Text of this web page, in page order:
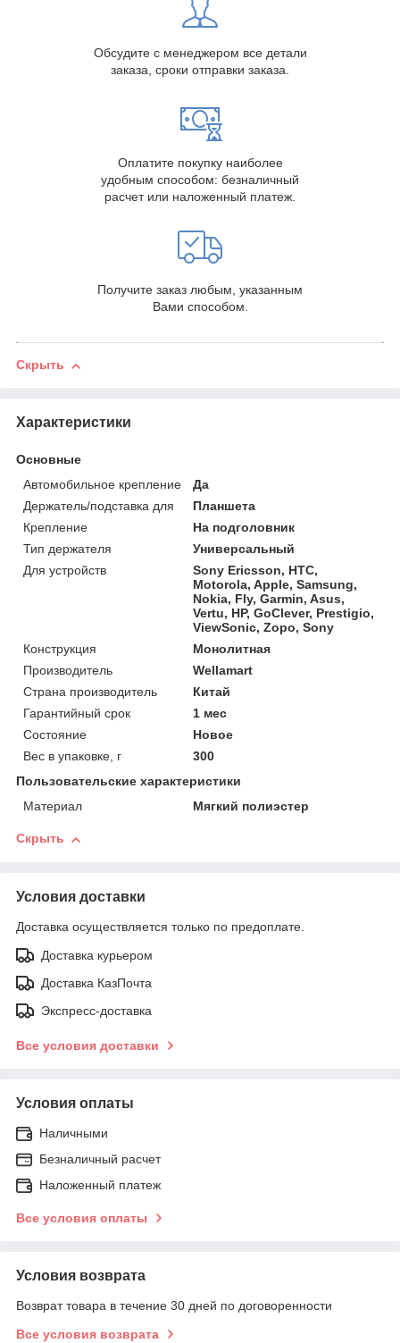
Обсудите с менеджером все детали
заказа, сроки отправки заказа.
Оплатите покупку наиболее
удобным способом: безналичный
расчет или наложенный платеж.
Получите заказ любым, указанным
Вами способом.
Скрыть
Характеристики
Основные
Автомобильное крепление
Да
Держатель/подставка для
Планшета
Крепление
На подголовник
Тип держателя
Универсальный
Для устройств
Sony Ericsson, HTC,
Motorola, Apple, Samsung,
Nokia, Fly, Garmin, Asus,
Vertu, HP, GoClever, Prestigio,
ViewSonic, Zopo, Sony
Конструкция
Монолитная
Производитель
Wellamart
Страна производитель
Китай
Гарантийный срок
1 мес
Состояние
Новое
Вес в упаковке, г
300
Пользовательские характеристики
Материал
Мягкий полиэстер
Скрыть
Условия доставки
Доставка осуществляется только по предоплате.
Доставка курьером
Доставка КазПочта
Экспресс-доставка
Все условия доставки
Условия оплаты
Наличными
Безналичный расчет
Наложенный платеж
Все условия оплаты
Условия возврата
Возврат товара в течение 30 дней по договоренности
Все условия возврата